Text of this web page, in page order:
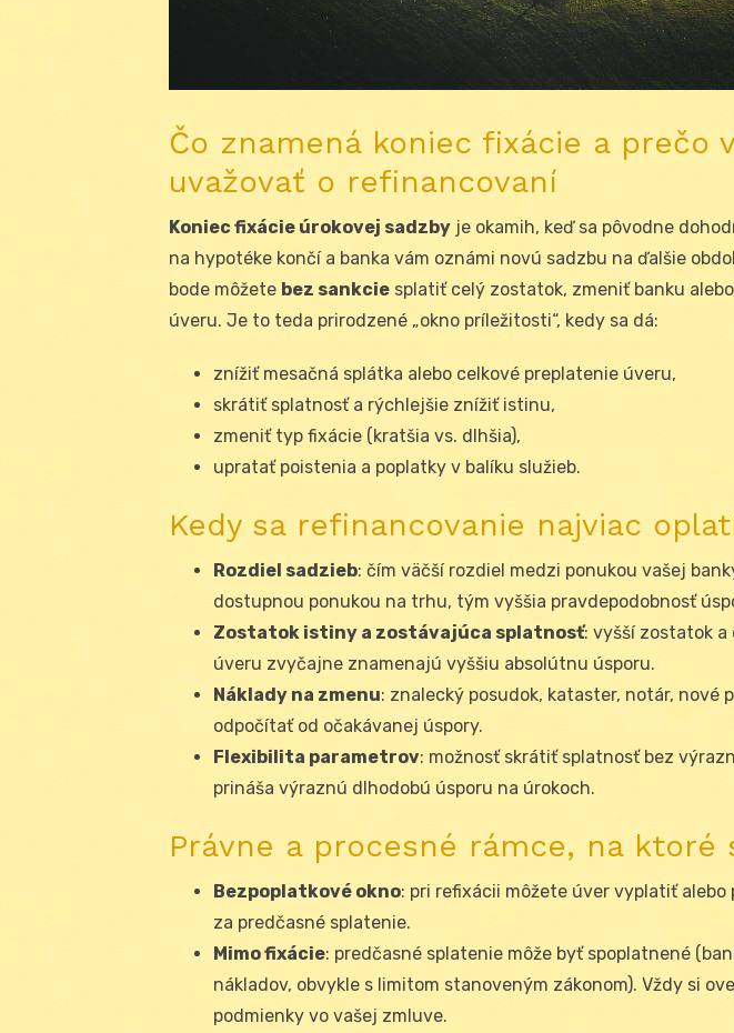
Čo znamená koniec fixácie a prečo
uvažovať o refinancovaní
Koniec fixácie úrokovej sadzby je okamih, keď sa pôvodne
na hypotéke končí a banka vám oznámi novú sadzbu na ďalšie
bode môžete bez sankcie splatiť celý zostatok, zmeniť banku
úveru. Je to teda prirodzené „okno príležitosti“, kedy sa dá:
znížiť mesačná splátka alebo celkové preplatenie úveru,
skrátiť splatnosť a rýchlejšie znížiť istinu,
zmeniť typ fixácie (kratšia vs. dlhšia),
upratať poistenia a poplatky v balíku služieb.
Kedy sa refinancovanie najviac
Rozdiel sadzieb: čím väčší rozdiel medzi ponukou vašej
dostupnou ponukou na trhu, tým vyššia pravdepodobnosť
Zostatok istiny a zostávajúca splatnosť: vyšší zostatok a
úveru zvyčajne znamenajú vyššiu absolútnu úsporu.
Náklady na zmenu: znalecký posudok, kataster, notár, nové
odpočítať od očakávanej úspory.
Flexibilita parametrov: možnosť skrátiť splatnosť bez
prináša výraznú dlhodobú úsporu na úrokoch.
Právne a procesné rámce, na ktoré
Bezpoplatkové okno: pri refixácii môžete úver vyplatiť alebo
za predčasné splatenie.
Mimo fixácie: predčasné splatenie môže byť spoplatnené
nákladov, obvykle s limitom stanoveným zákonom). Vždy si
podmienky vo vašej zmluve.